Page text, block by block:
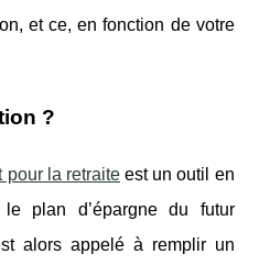
et ce, en fonction de votre
?
pour la retraiteest un outil en
le plan d’épargne du futur
alors appelé à remplir un